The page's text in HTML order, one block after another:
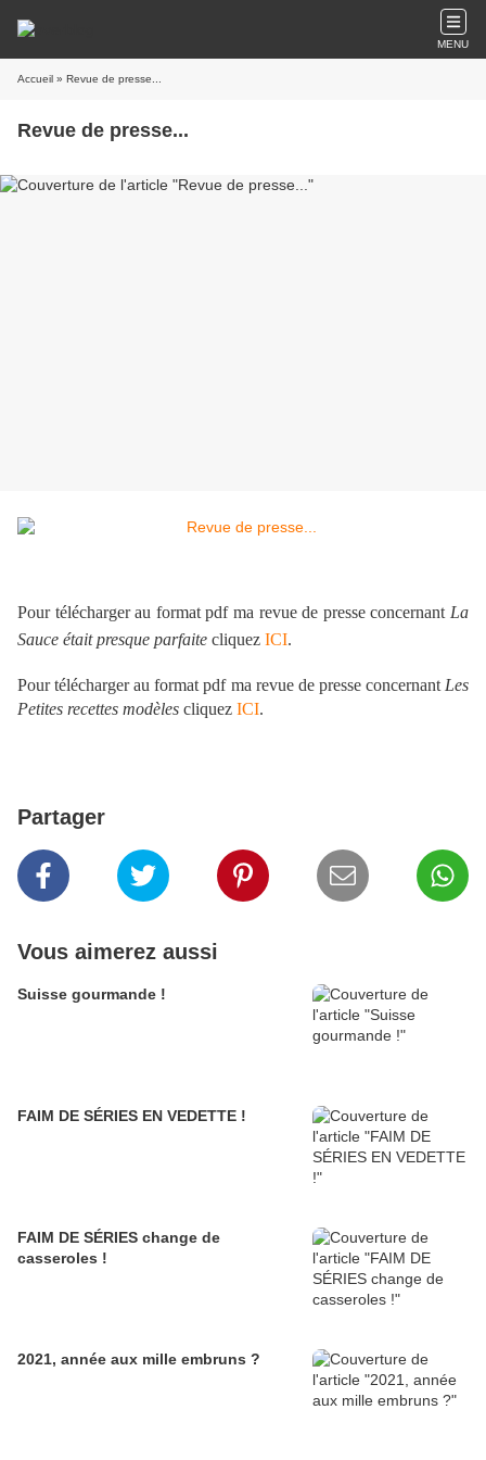
MENU
Accueil » Revue de presse...
Revue de presse...
Pour télécharger au format pdf ma revue de presse concernant La
Sauce était presque parfaite cliquez ICI.
Pour télécharger au format pdf ma revue de presse concernant Les
Petites recettes modèles cliquez ICI.
Partager
Vous aimerez aussi
Suisse gourmande !
FAIM DE SÉRIES EN VEDETTE !
FAIM DE SÉRIES change de
casseroles !
2021, année aux mille embruns ?